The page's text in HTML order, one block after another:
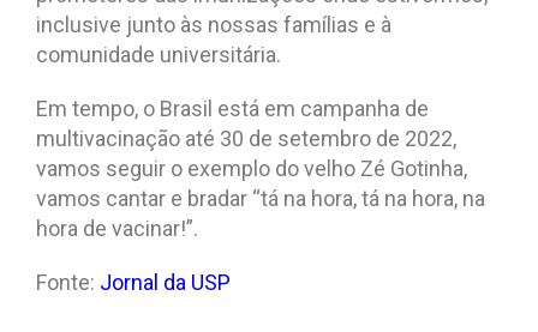
inclusive junto às nossas famílias e à
comunidade universitária.
Em tempo, o Brasil está em campanha de
multivacinação até 30 de setembro de 2022,
vamos seguir o exemplo do velho Zé Gotinha,
vamos cantar e bradar “tá na hora, tá na hora, na
hora de vacinar!”.
Fonte: Jornal da USP